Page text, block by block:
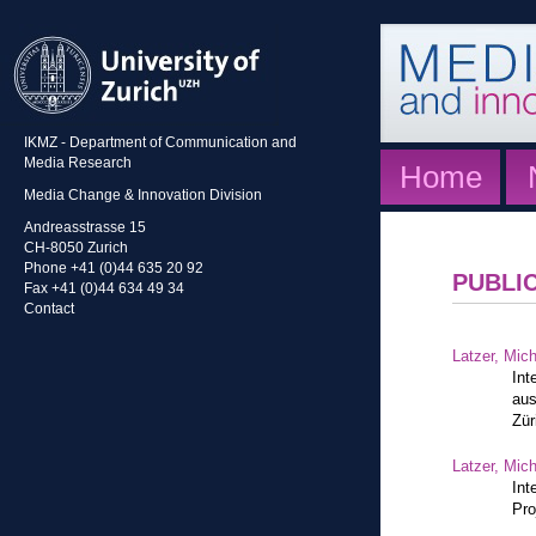
IKMZ - Department of Communication and
Media Research
Media Change & Innovation Division
Andreasstrasse 15
CH-8050 Zurich
Phone +41 (0)44 635 20 92
Fax +41 (0)44 634 49 34
Contact
Home
Latzer,
Latzer,